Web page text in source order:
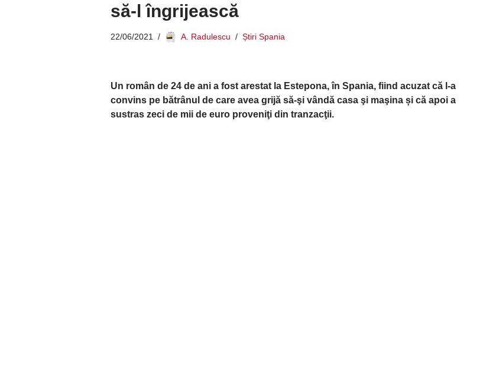
să-l îngrijească
22/06/2021 A. Radulescu Știri Spania
Un român de 24 de ani a fost arestat la Estepona, în Spania, fiind acuzat că l-a
convins pe bătrânul de care avea grijă să-şi vândă casa şi maşina și că apoi a
sustras zeci de mii de euro proveniţi din tranzacţii.